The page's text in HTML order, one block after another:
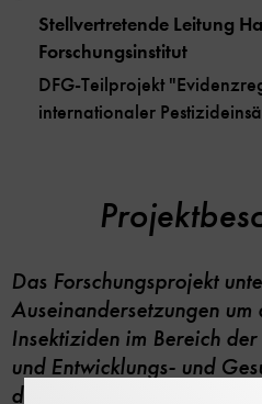
Stellvertretende Leitung
Forschungsinstitut
DFG-Teilprojekt
internationaler
Das Forschungsprojekt
Auseinandersetzungen um
Insektiziden im Bereich
und Entwicklungs- und
der 1960er bis 1980er-